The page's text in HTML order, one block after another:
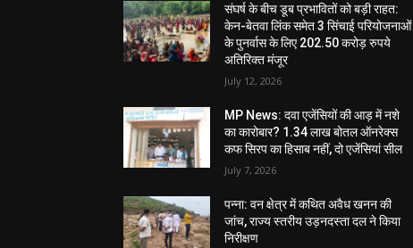
संघर्ष के बीच डूब प्रभावितों को बड़ी राहत:
केन-बेतवा लिंक समेत 3 सिंचाई परियोजनाओं
के पुनर्वास के लिए 202.50 करोड़ रुपये
अतिरिक्त मंजूर
July 12, 2026
MP News: दवा एजेंसियों की आड़ में नशे
का कारोबार? 1.34 लाख बोतल ऑनरेक्स
कफ सिरप का हिसाब नहीं, दो एजेंसियां सील
July 7, 2026
पन्ना: वन क्षेत्र में कथित अवैध खनन की
जांच, राज्य स्तरीय उड़नदस्ता दल ने किया
निरीक्षण